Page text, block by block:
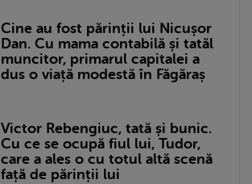
Cine au fost părinții lui Nicușor
Dan. Cu mama contabilă și tatăl
muncitor, primarul capitalei a
dus o viață modestă în Făgăraș
Victor Rebengiuc, tată și bunic.
Cu ce se ocupă fiul lui, Tudor,
care a ales o cu totul altă scenă
față de părinții lui